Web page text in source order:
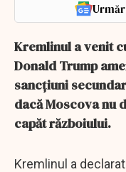
Kremlinul a venit
Donald Trump
sancțiuni
dacă Moscova nu
capăt războiului.
Kremlinul a